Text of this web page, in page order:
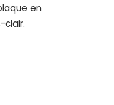
en
clair.